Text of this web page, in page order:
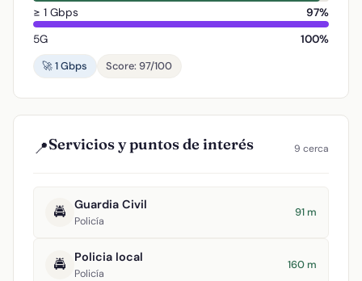
≥ 1 Gbps
97%
5G
100%
🚀 1 Gbps
Score: 97/100
📍Servicios y puntos de interés 9 cerca
🚔 Guardia Civil
Policía
91 m
🚔 Policia local
Policía
160 m